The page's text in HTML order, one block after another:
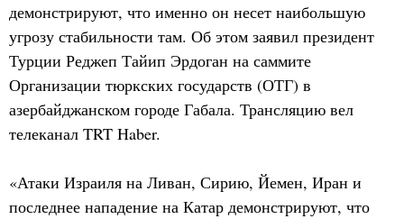
демонстрируют, что именно он несет наибольшую
угрозу стабильности там. Об этом заявил президент
Турции Реджеп Тайип Эрдоган на саммите
Организации тюркских государств (ОТГ) в
азербайджанском городе Габала. Трансляцию вел
телеканал TRT Haber.
«Атаки Израиля на Ливан, Сирию, Йемен, Иран и
последнее нападение на Катар демонстрируют, что